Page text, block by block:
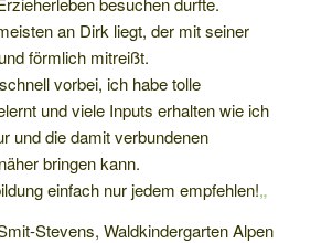
an Dirk liegt, der mit seiner
förmlich mitreißt.
vorbei, ich habe tolle
und viele Inputs erhalten wie ich
und die damit verbundenen
bringen kann.
einfach nur jedem empfehlen!„
Stevens, Waldkindergarten Alpen